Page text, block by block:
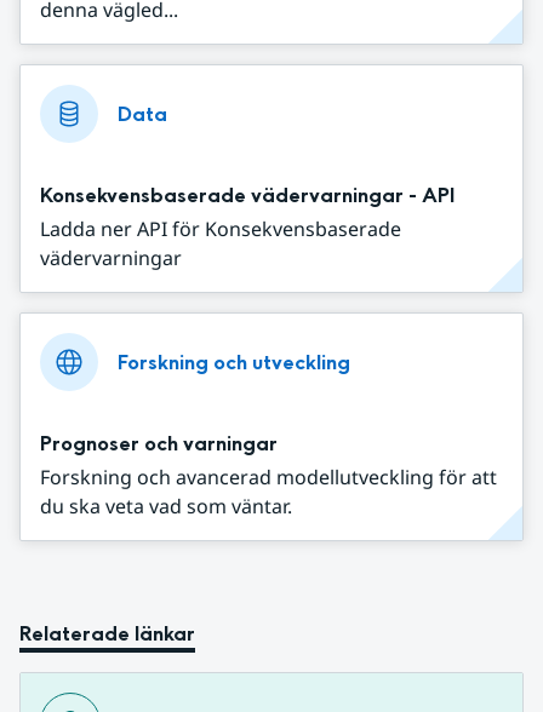
denna vägled...
Data
Konsekvensbaserade vädervarningar - API
Ladda ner API för Konsekvensbaserade
vädervarningar
Forskning och utveckling
Prognoser och varningar
Forskning och avancerad modellutveckling för att
du ska veta vad som väntar.
Relaterade länkar